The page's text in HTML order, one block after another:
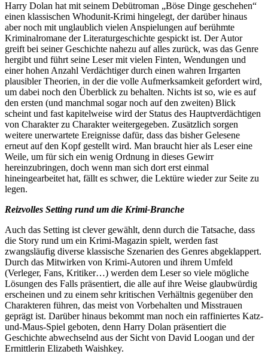
Harry Dolan hat mit seinem Debütroman „Böse Dinge geschehen“
einen klassischen Whodunit-Krimi hingelegt, der darüber hinaus
aber noch mit unglaublich vielen Anspielungen auf berühmte
Kriminalromane der Literaturgeschichte gespickt ist. Der Autor
greift bei seiner Geschichte nahezu auf alles zurück, was das Genre
hergibt und führt seine Leser mit vielen Finten, Wendungen und
einer hohen Anzahl Verdächtiger durch einen wahren Irrgarten
plausibler Theorien, in der die volle Aufmerksamkeit gefordert wird,
um dabei noch den Überblick zu behalten. Nichts ist so, wie es auf
den ersten (und manchmal sogar noch auf den zweiten) Blick
scheint und fast kapitelweise wird der Status des Hauptverdächtigen
von Charakter zu Charakter weitergegeben. Zusätzlich sorgen
weitere unerwartete Ereignisse dafür, dass das bisher Gelesene
erneut auf den Kopf gestellt wird. Man braucht hier als Leser eine
Weile, um für sich ein wenig Ordnung in dieses Gewirr
hereinzubringen, doch wenn man sich dort erst einmal
hineingearbeitet hat, fällt es schwer, die Lektüre wieder zur Seite zu
legen.
Reizvolles Setting rund um die Krimi-Branche
Auch das Setting ist clever gewählt, denn durch die Tatsache, dass
die Story rund um ein Krimi-Magazin spielt, werden fast
zwangsläufig diverse klassische Szenarien des Genres abgeklappert.
Durch das Mitwirken von Krimi-Autoren und ihrem Umfeld
(Verleger, Fans, Kritiker…) werden dem Leser so viele mögliche
Lösungen des Falls präsentiert, die alle auf ihre Weise glaubwürdig
erscheinen und zu einem sehr kritischen Verhältnis gegenüber den
Charakteren führen, das meist von Vorbehalten und Misstrauen
geprägt ist. Darüber hinaus bekommt man noch ein raffiniertes Katz-
und-Maus-Spiel geboten, denn Harry Dolan präsentiert die
Geschichte abwechselnd aus der Sicht von David Loogan und der
Ermittlerin Elizabeth Waishkey.